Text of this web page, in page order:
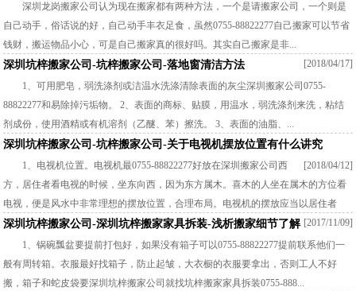
深圳龙岗搬家公司认为现在搬家都有两种方法，一个是请搬家公司，一个则是
自己动手，俗话说的好，自己动手丰衣足食，虽然0755-88822277自己搬家可以节省
钱财，搬运物品小心，可是自己搬家真的很好吗。其实自己搬家是非...
深圳坑梓搬家公司-坑梓搬家公司-落地窗清洁方法
[2018/04/17]
1、可用肥皂，弱洗涤剂或洁温水洗涤清除表面的灰尘深圳搬家公司0755-
88822277和易除掉污垢物。 2、表面的商标、贴膜，用温水，弱洗涤剂来洗，粘结
剂成份，使用酒精或有机溶剂（乙醚、苯）擦洗。 3、表面的油脂、...
深圳坑梓搬家公司-坑梓搬家公司-关于电视机摆放位置有什么讲究
[2018/04/12]
1、电视机位置。电视机最0755-88822277好放在深圳搬家公司西
方，居住者看电视的时候，坐东向西，因为东方属木。喜木的人坐在属木的方位看
电视，便是风水中非常理想的摆放位置，合理布局。电视机的摆放应当以居住者
所...
深圳坑梓搬家公司-深圳坑梓搬家家具拆装-浅析搬家细节了解 [2017/11/09]
1、锅碗瓢盆要提前打包好，如果没有箱子可以0755-88822277提前联系他们一
般有周转箱。衣服最好找箱子，防止起皱，大衣橱的衣服要拿出，否则工人不好
搬，箱子和蛇皮袋要深圳坑梓搬家公司就找坑梓搬家家具拆装0755-888...